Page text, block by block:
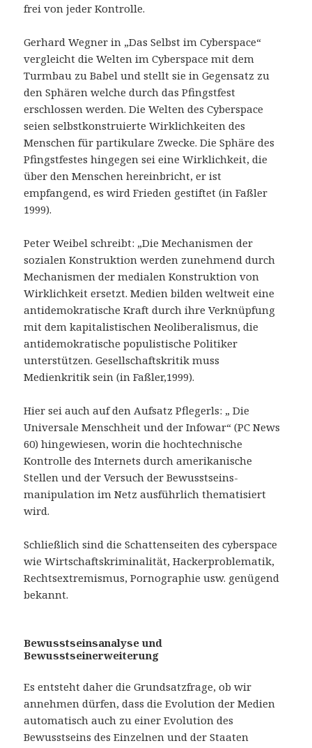
frei von jeder Kontrolle.
Gerhard Wegner in „Das Selbst im Cyberspace“
vergleicht die Welten im Cyberspace mit dem
Turmbau zu Babel und stellt sie in Gegensatz zu
den Sphären welche durch das Pfingstfest
erschlossen werden. Die Welten des Cyberspace
seien selbstkonstruierte Wirklichkeiten des
Menschen für partikulare Zwecke. Die Sphäre des
Pfingstfestes hingegen sei eine Wirklichkeit, die
über den Menschen hereinbricht, er ist
empfangend, es wird Frieden gestiftet (in Faßler
1999).
Peter Weibel schreibt: „Die Mechanismen der
sozialen Konstruktion werden zunehmend durch
Mechanismen der medialen Konstruktion von
Wirklichkeit ersetzt. Medien bilden weltweit eine
antidemokratische Kraft durch ihre Verknüpfung
mit dem kapitalistischen Neoliberalismus, die
antidemokratische populistische Politiker
unterstützen. Gesellschaftskritik muss
Medienkritik sein (in Faßler,1999).
Hier sei auch auf den Aufsatz Pflegerls: „ Die
Universale Menschheit und der Infowar“ (PC News
60) hingewiesen, worin die hochtechnische
Kontrolle des Internets durch amerikanische
Stellen und der Versuch der Bewusstseins-
manipulation im Netz ausführlich thematisiert
wird.
Schließlich sind die Schattenseiten des cyberspace
wie Wirtschaftskriminalität, Hackerproblematik,
Rechtsextremismus, Pornographie usw. genügend
bekannt.
Bewusstseinsanalyse und
Bewusstseinerweiterung
Es entsteht daher die Grundsatzfrage, ob wir
annehmen dürfen, dass die Evolution der Medien
automatisch auch zu einer Evolution des
Bewusstseins des Einzelnen und der Staaten